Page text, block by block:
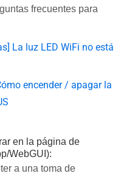
frecuentes para
La luz LED WiFi no está
encender / apagar la
en la página de
WebGUI):
a una toma de